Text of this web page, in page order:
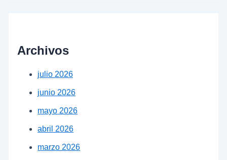
Archivos
julio 2026
junio 2026
mayo 2026
abril 2026
marzo 2026